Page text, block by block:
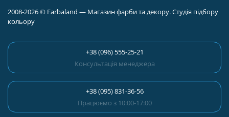
2008-2026 © Farbaland — Магазин фарби та декору. Студія підбору
кольору
+38 (096) 555-25-21
Консультація менеджера
+38 (095) 831-36-56
Працюємо з 10:00-17:00